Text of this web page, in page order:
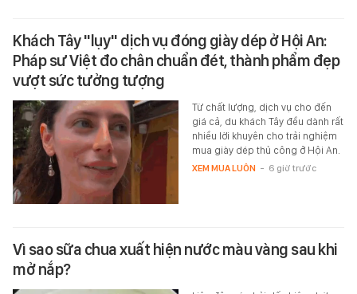
Khách Tây "lụy" dịch vụ đóng giày dép ở Hội An:
Pháp sư Việt đo chân chuẩn đét, thành phẩm đẹp
vượt sức tưởng tượng
Từ chất lượng, dịch vụ cho đến
giá cả, du khách Tây đều dành rất
nhiều lời khuyên cho trải nghiệm
mua giày dép thủ công ở Hội An.
XEM MUA LUÔN - 6 giờ trước
Vì sao sữa chua xuất hiện nước màu vàng sau khi
mở nắp?